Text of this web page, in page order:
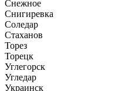
Снежное
Снигиревка
Соледар
Стаханов
Торез
Торецк
Углегорск
Угледар
Украинск